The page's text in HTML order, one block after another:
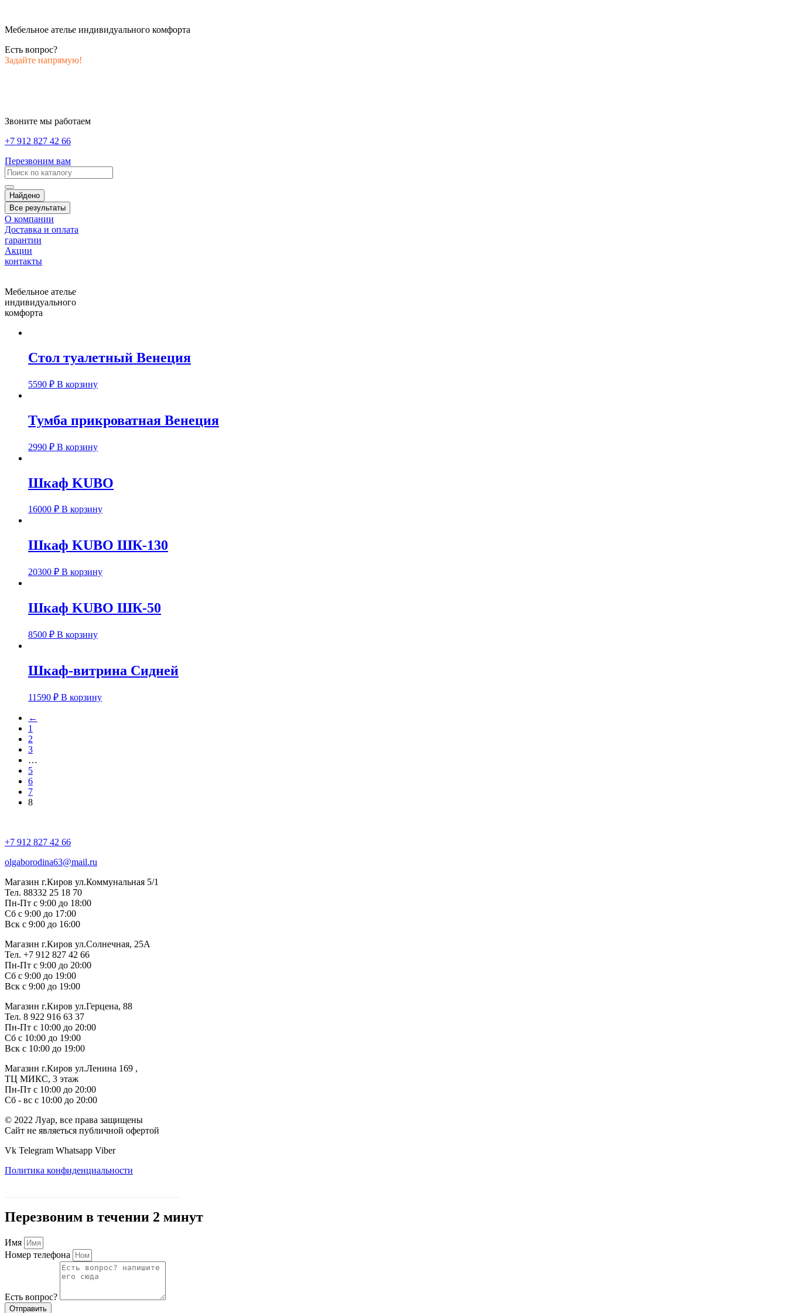
Мебельное ателье индивидуального комфорта
Есть вопрос?
Задайте напрямую!
Звоните мы работаем
+7 912 827 42 66
Перезвоним вам
Найдено
Все результаты
О компании
Доставка и оплата
гарантии
Акции
контакты
Мебельное ателье
индивидуального
комфорта
Стол туалетный Венеция
5590 ₽ В корзину
Тумба прикроватная Венеция
2990 ₽ В корзину
Шкаф KUBO
16000 ₽ В корзину
Шкаф KUBO ШК-130
20300 ₽ В корзину
Шкаф KUBO ШК-50
8500 ₽ В корзину
Шкаф-витрина Сидней
11590 ₽ В корзину
←
1
2
3
…
5
6
7
8
+7 912 827 42 66
olgaborodina63@mail.ru
Магазин г.Киров ул.Коммунальная 5/1
Тел. 88332 25 18 70
Пн-Пт с 9:00 до 18:00
Сб с 9:00 до 17:00
Вск с 9:00 до 16:00
Магазин г.Киров ул.Солнечная, 25А
Тел. +7 912 827 42 66
Пн-Пт с 9:00 до 20:00
Сб с 9:00 до 19:00
Вск с 9:00 до 19:00
Магазин г.Киров ул.Герцена, 88
Тел. 8 922 916 63 37
Пн-Пт с 10:00 до 20:00
Сб с 10:00 до 19:00
Вск с 10:00 до 19:00
Магазин г.Киров ул.Ленина 169 ,
ТЦ МИКС, 3 этаж
Пн-Пт с 10:00 до 20:00
Сб - вс с 10:00 до 20:00
© 2022 Луар, все права защищены
Сайт не являеться публичной офертой
Vk Telegram Whatsapp Viber
Политика конфиденциальности
Перезвоним в течении 2 минут
Имя
Номер телефона
Есть вопрос?
Отправить